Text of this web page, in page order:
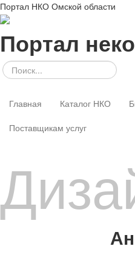
Портал НКО Омской области
Портал
Главная Каталог НКО
Поставщикам услуг